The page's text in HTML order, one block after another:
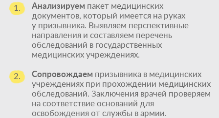
1. Анализируем пакет медицинских
документов, который имеется на руках
у призывника. Выявляем перспективные
направления и составляем перечень
обследований в государственных
медицинских учреждениях.
2. Сопровождаем призывника в медицинских
учреждениях при прохождении медицинских
обследований. Заключения врачей проверяем
на соответствие оснований для
освобождения от службы в армии.